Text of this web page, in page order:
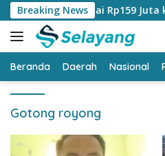
Langsung
ke
konten
Breaking News
CSR Senilai Rp159 Juta
Beranda Daerah Nasional
Gotong royong